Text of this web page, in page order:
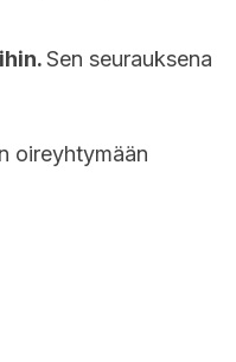
Sen seurauksena
oireyhtymään